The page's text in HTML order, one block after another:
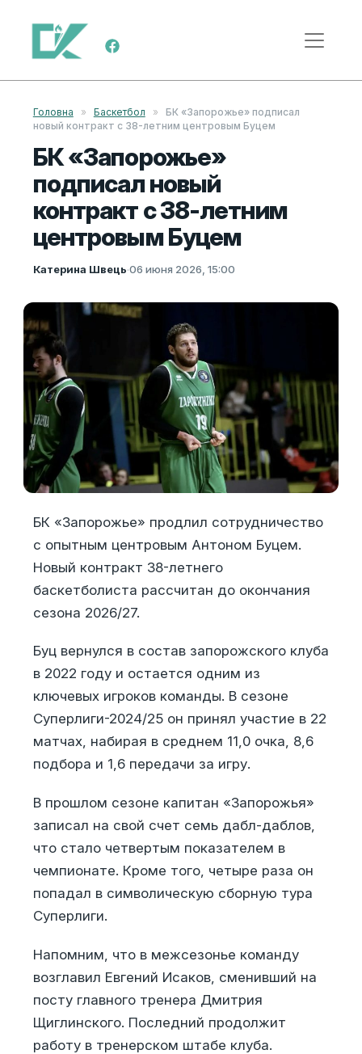
Перейти к содержимому
Меню навигации
Головна » Баскетбол »
БК «Запорожье» подписал
новый контракт с 38-летним центровым Буцем
БК «Запорожье»
подписал новый
контракт с 38-летним
центровым Буцем
Катерина Швець·06 июня 2026, 15:00
БК «Запорожье» продлил сотрудничество
с опытным центровым Антоном Буцем.
Новый контракт 38-летнего
баскетболиста рассчитан до окончания
сезона 2026/27.
Буц вернулся в состав запорожского клуба
в 2022 году и остается одним из
ключевых игроков команды. В сезоне
Суперлиги-2024/25 он принял участие в 22
матчах, набирая в среднем 11,0 очка, 8,6
подбора и 1,6 передачи за игру.
В прошлом сезоне капитан «Запорожья»
записал на свой счет семь дабл-даблов,
что стало четвертым показателем в
чемпионате. Кроме того, четыре раза он
попадал в символическую сборную тура
Суперлиги.
Напомним, что в межсезонье команду
возглавил Евгений Исаков, сменивший на
посту главного тренера Дмитрия
Щиглинского. Последний продолжит
работу в тренерском штабе клуба.